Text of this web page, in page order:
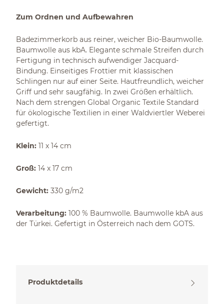
Zum Ordnen und Aufbewahren
Badezimmerkorb aus reiner, weicher Bio-Baumwolle.
Baumwolle aus kbA. Elegante schmale Streifen durch
Fertigung in technisch aufwendiger Jacquard-
Bindung. Einseitiges Frottier mit klassischen
Schlingen nur auf einer Seite. Hautfreundlich, weicher
Griff und sehr saugfähig. In zwei Größen erhältlich.
Nach dem strengen Global Organic Textile Standard
für ökologische Textilien in einer Waldviertler Weberei
gefertigt.
Klein: 11 x 14 cm
Groß: 14 x 17 cm
Gewicht: 330 g/m2
Verarbeitung: 100 % Baumwolle. Baumwolle kbA aus
der Türkei. Gefertigt in Österreich nach dem GOTS.
Produktdetails